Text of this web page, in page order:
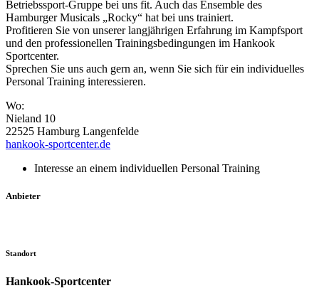
Betriebssport-Gruppe bei uns fit. Auch das Ensemble des
Hamburger Musicals „Rocky“ hat bei uns trainiert.
Profitieren Sie von unserer langjährigen Erfahrung im Kampfsport
und den professionellen Trainingsbedingungen im Hankook
Sportcenter.
Sprechen Sie uns auch gern an, wenn Sie sich für ein individuelles
Personal Training interessieren.
Wo:
Nieland 10
22525 Hamburg Langenfelde
hankook-sportcenter.de
Interesse an einem individuellen Personal Training
Anbieter
Standort
Hankook-Sportcenter